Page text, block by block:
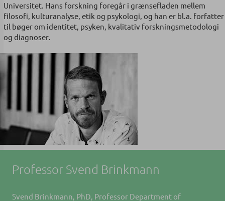
Universitet. Hans forskning foregår i grænsefladen mellem
filosofi, kulturanalyse, etik og psykologi, og han er bl.a. forfatter
til bøger om identitet, psyken, kvalitativ forskningsmetodologi
og diagnoser.
Professor Svend Brinkmann
Svend Brinkmann, PhD, Professor Department of